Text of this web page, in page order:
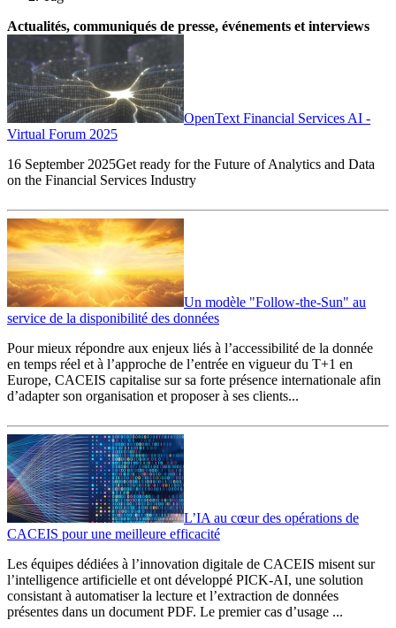
Actualités, communiqués de presse, événements et interviews
OpenText Financial Services AI -
Virtual Forum 2025
16 September 2025Get ready for the Future of Analytics and Data
on the Financial Services Industry
Un modèle "Follow-the-Sun" au
service de la disponibilité des données
Pour mieux répondre aux enjeux liés à l’accessibilité de la donnée
en temps réel et à l’approche de l’entrée en vigueur du T+1 en
Europe, CACEIS capitalise sur sa forte présence internationale afin
d’adapter son organisation et proposer à ses clients...
L’IA au cœur des opérations de
CACEIS pour une meilleure efficacité
Les équipes dédiées à l’innovation digitale de CACEIS misent sur
l’intelligence artificielle et ont développé PICK-AI, une solution
consistant à automatiser la lecture et l’extraction de données
présentes dans un document PDF. Le premier cas d’usage ...